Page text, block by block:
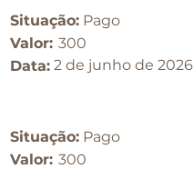
Situação:
Valor:
Data:
Pago
300
2 de junho de 2026
Situação:
Valor:
Pago
300